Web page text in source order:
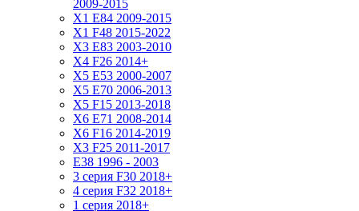
2009-2015
X1 E84 2009-2015
X1 F48 2015-2022
X3 E83 2003-2010
X4 F26 2014+
X5 E53 2000-2007
X5 E70 2006-2013
X5 F15 2013-2018
X6 E71 2008-2014
X6 F16 2014-2019
X3 F25 2011-2017
E38 1996 - 2003
3 серия F30 2018+
4 серия F32 2018+
1 серия 2018+